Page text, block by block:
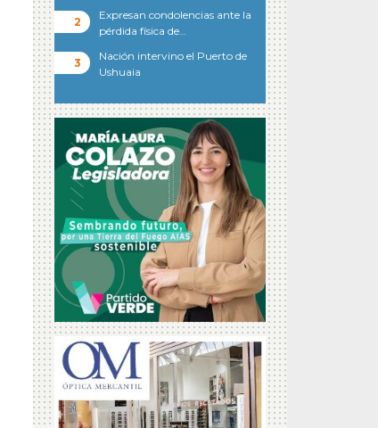
Expresan condolencias ante la
pérdida física de…
Nación intervino el Puerto de
Ushuaia